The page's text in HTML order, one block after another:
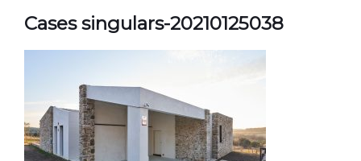
Cases singulars-20210125038